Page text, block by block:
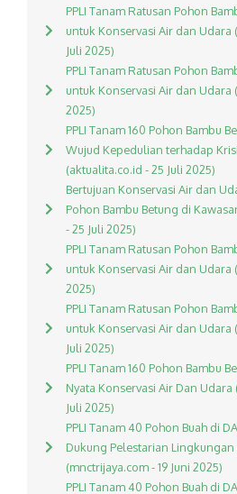
PPLI Tanam Ratusan Pohon
untuk Konservasi Air dan
Juli 2025)
PPLI Tanam Ratusan Pohon
untuk Konservasi Air dan Udara
2025)
PPLI Tanam 160 Pohon Bambu
Wujud Kepedulian terhadap
(aktualita.co.id - 25 Juli 2025)
Bertujuan Konservasi Air dan
Pohon Bambu Betung di
- 25 Juli 2025)
PPLI Tanam Ratusan Pohon
untuk Konservasi Air dan Udara
2025)
PPLI Tanam Ratusan Pohon
untuk Konservasi Air dan Udara
Juli 2025)
PPLI Tanam 160 Pohon Bambu
Nyata Konservasi Air Dan
Juli 2025)
PPLI Tanam 40 Pohon Buah di
Dukung Pelestarian
(mnctrijaya.com - 19 Juni 2025)
PPLI Tanam 40 Pohon Buah di